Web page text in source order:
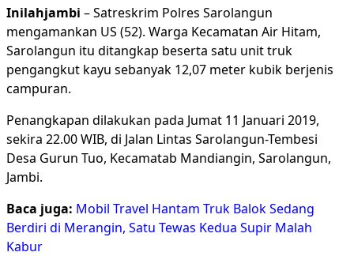
Inilahjambi – Satreskrim Polres Sarolangun
mengamankan US (52). Warga Kecamatan Air Hitam,
Sarolangun itu ditangkap beserta satu unit truk
pengangkut kayu sebanyak 12,07 meter kubik berjenis
campuran.
Penangkapan dilakukan pada Jumat 11 Januari 2019,
sekira 22.00 WIB, di Jalan Lintas Sarolangun-Tembesi
Desa Gurun Tuo, Kecamatab Mandiangin, Sarolangun,
Jambi.
Baca juga: Mobil Travel Hantam Truk Balok Sedang
Berdiri di Merangin, Satu Tewas Kedua Supir Malah
Kabur